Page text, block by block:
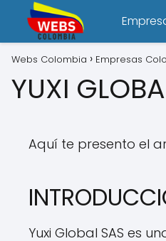
Webs Colombia Empresas
YUXI
Aquí te presento el
Yuxi Global SAS es